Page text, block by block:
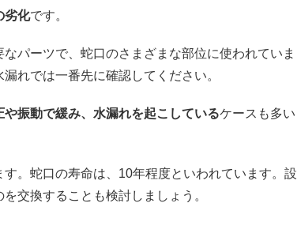
劣化です。
パーツで、蛇口のさまざまな部位に使われていま
れでは一番先に確認してください。
振動で緩み、水漏れを起こしているケースも多い
。蛇口の寿命は、10年程度といわれています。設
交換することも検討しましょう。